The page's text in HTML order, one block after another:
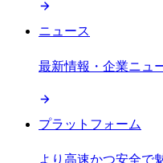
ニュース
最新情報・企業ニュ
プラットフォーム
より高速かつ安全で